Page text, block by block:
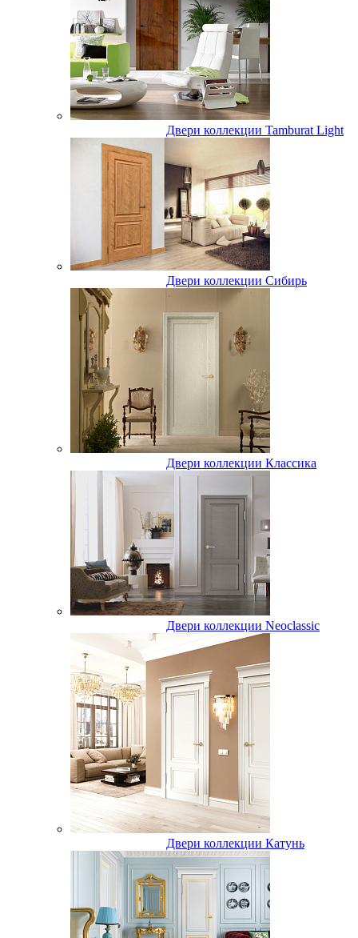
Двери коллекции Tamburat Light
Двери коллекции Сибирь
Двери коллекции Классика
Двери коллекции Neoclassic
Двери коллекции Катунь